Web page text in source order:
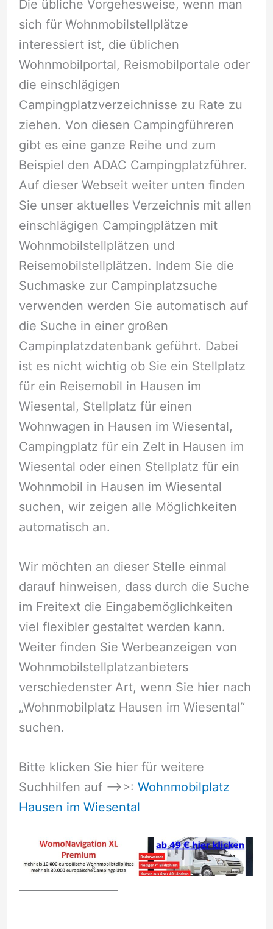
Die übliche Vorgehesweise, wenn man
sich für Wohnmobilstellplätze
interessiert ist, die üblichen
Wohnmobilportal, Reismobilportale oder
die einschlägigen
Campingplatzverzeichnisse zu Rate zu
ziehen. Von diesen Campingführeren
gibt es eine ganze Reihe und zum
Beispiel den ADAC Campingplatzführer.
Auf dieser Webseit weiter unten finden
Sie unser aktuelles Verzeichnis mit allen
einschlägigen Campingplätzen mit
Wohnmobilstellplätzen und
Reisemobilstellplätzen. Indem Sie die
Suchmaske zur Campinplatzsuche
verwenden werden Sie automatisch auf
die Suche in einer großen
Campinplatzdatenbank geführt. Dabei
ist es nicht wichtig ob Sie ein Stellplatz
für ein Reisemobil in Hausen im
Wiesental, Stellplatz für einen
Wohnwagen in Hausen im Wiesental,
Campingplatz für ein Zelt in Hausen im
Wiesental oder einen Stellplatz für ein
Wohnmobil in Hausen im Wiesental
suchen, wir zeigen alle Möglichkeiten
automatisch an.
Wir möchten an dieser Stelle einmal
darauf hinweisen, dass durch die Suche
im Freitext die Eingabemöglichkeiten
viel flexibler gestaltet werden kann.
Weiter finden Sie Werbeanzeigen von
Wohnmobilstellplatzanbieters
verschiedenster Art, wenn Sie hier nach
„Wohnmobilplatz Hausen im Wiesental“
suchen.
Bitte klicken Sie hier für weitere
Suchhilfen auf –>>: Wohnmobilplatz
Hausen im Wiesental